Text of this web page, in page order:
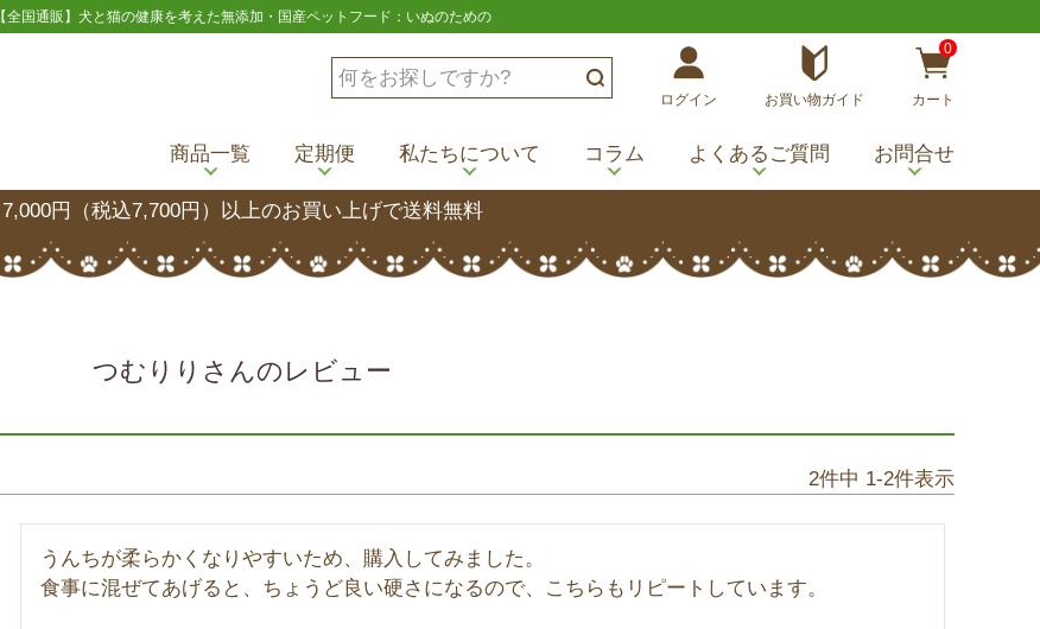
【全国通販】犬と猫の健康を考えた無添加・国産ペットフード：いぬのための
ログイン お買い物ガイド
0
カート
商品一覧 定期便 私たちについて コラム よくあるご質問 お問合せ
7,000円（税込7,700円）以上のお買い上げで送料無料
つむりりさんのレビュー
2件中 1-2件表示
うんちが柔らかくなりやすいため、購入してみました。
食事に混ぜてあげると、ちょうど良い硬さになるので、こちらもリピートしています。